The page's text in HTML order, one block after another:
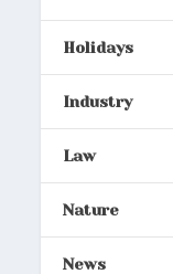
Holidays
Industry
Law
Nature
News